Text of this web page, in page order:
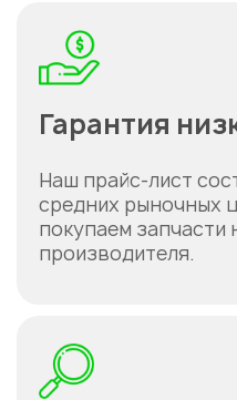
Гарантия
Наш прайс-лист
средних рыночных
покупаем
производителя.